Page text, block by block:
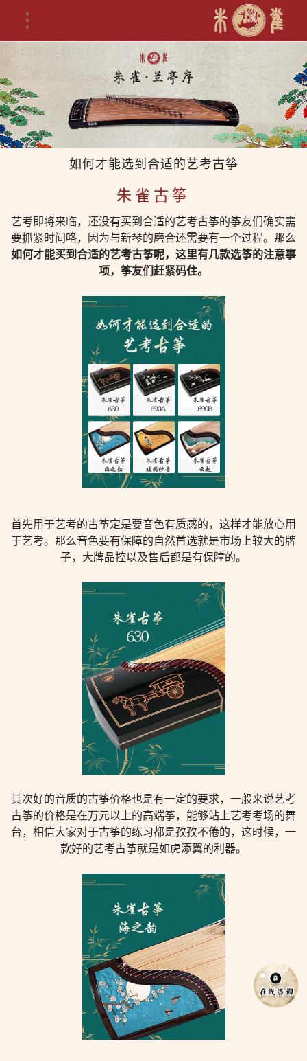
如何才能选到合适的艺考古筝
朱雀古筝
艺考即将来临，还没有买到合适的艺考古筝的筝友们确实需
要抓紧时间咯，因为与新琴的磨合还需要有一个过程。那么
如何才能买到合适的艺考古筝呢，这里有几款选筝的注意事
项，筝友们赶紧码住。
首先用于艺考的古筝定是要音色有质感的，这样才能放心用
于艺考。那么音色要有保障的自然首选就是市场上较大的牌
子，大牌品控以及售后都是有保障的。
其次好的音质的古筝价格也是有一定的要求，一般来说艺考
古筝的价格是在万元以上的高端筝，能够站上艺考考场的舞
台，相信大家对于古筝的练习都是孜孜不倦的，这时候，一
款好的艺考古筝就是如虎添翼的利器。